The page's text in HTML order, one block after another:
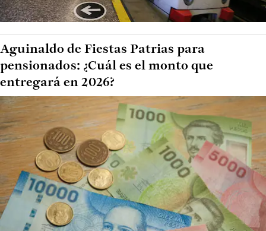
Aguinaldo de Fiestas Patrias para
pensionados: ¿Cuál es el monto que
entregará en 2026?